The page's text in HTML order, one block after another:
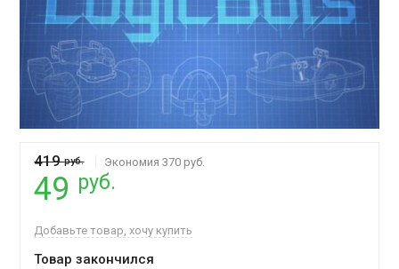
419руб. Экономия 370 руб.
49 руб.
Добавьте товар, хочу купить
Товар закончился